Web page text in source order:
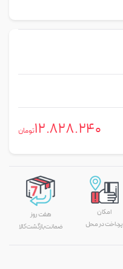
12.828.240تومان
امکان
پرداخت در محل
هفت روز
ضمانت بازگشت کالا